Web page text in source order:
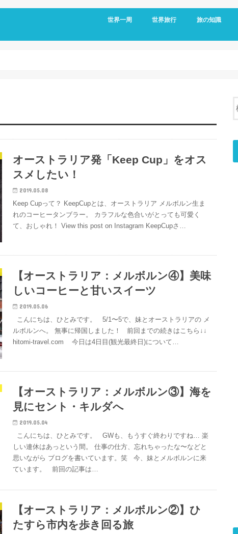
世界一周
アメリカ
メキシコ
キューバ
コロンビア
エクアドル
世界旅行
オーストラリア
台湾
フィリピン
日本
旅の知識
移動情報
国境情報
国別情報
帰国後
オーストラリア発「Keep Cup」をオス
スメしたい！
2019.05.08
Keep Cupって？ KeepCupとは、オーストラリア メルボルン生ま
れのコーヒータンブラー。 カラフルな色合いがとっても可愛く
て、おしゃれ！ View this post on Instagram KeepCupさ…
【オーストラリア：メルボルン④】美味
しいコーヒーと甘いスイーツ
2019.05.06
こんにちは、ひとみです。 5/1〜5で、妹とオーストラリアの メ
ルボルンへ。 無事に帰国しました！ 前回までの続きはこちら↓↓
hitomi-travel.com 今日は4日目(観光最終日)について…
【オーストラリア：メルボルン③】海を
見にセント・キルダへ
2019.05.04
こんにちは、ひとみです。 GWも、もうすぐ終わりですね… 楽
しい連休はあっという間。 仕事の仕方、忘れちゃったな〜などと
思いながら ブログを書いています。笑 今、妹とメルボルンに来
ています。 前回の記事は…
【オーストラリア：メルボルン②】ひ
たすら市内を歩き回る旅